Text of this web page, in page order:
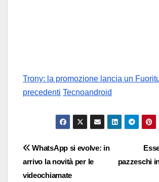
Trony: la promozione lancia un
precedenti Tecnoandroid
Navigazione
articoli
pazzeschi
WhatsApp si evolve: in
arrivo la novità per le
videochiamate